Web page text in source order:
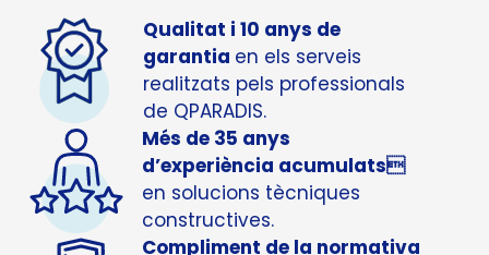
Qualitat i 10 anys de
garantia en els serveis
realitzats pels professionals
de QPARADIS.
Més de 35 anys
d’experiència acumulats
en solucions tècniques
constructives.
Compliment de la normativa